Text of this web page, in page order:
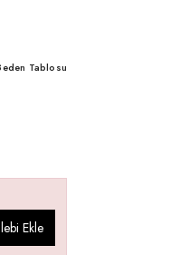
Tablosu
Ekle